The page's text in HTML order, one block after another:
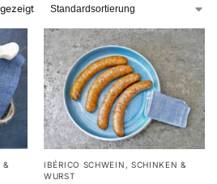
&
IBÉRICO SCHWEIN , SCHINKEN &
WURST